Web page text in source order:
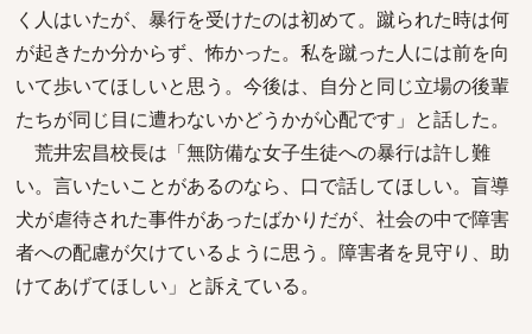
く人はいたが、暴行を受けたのは初めて。蹴られた時は何
が起きたか分からず、怖かった。私を蹴った人には前を向
いて歩いてほしいと思う。今後は、自分と同じ立場の後輩
たちが同じ目に遭わないかどうかが心配です」と話した。
荒井宏昌校長は「無防備な女子生徒への暴行は許し難
い。言いたいことがあるのなら、口で話してほしい。盲導
犬が虐待された事件があったばかりだが、社会の中で障害
者への配慮が欠けているように思う。障害者を見守り、助
けてあげてほしい」と訴えている。